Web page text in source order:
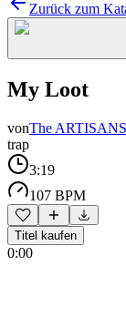
Zurück zum
My Loot
vonThe
trap
3:19
107 BPM
Titel kaufen
0:00